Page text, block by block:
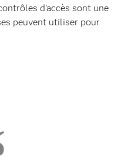
d'accès sont une
peuvent utiliser pour